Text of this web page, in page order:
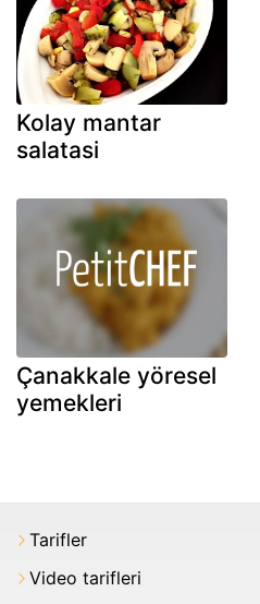
Kolay mantar
salatasi
Çanakkale yöresel
yemekleri
Tarifler
Video tarifleri